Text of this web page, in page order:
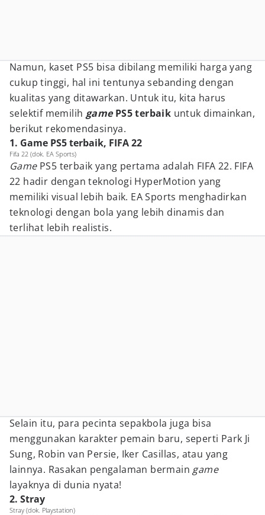
Namun, kaset PS5 bisa dibilang memiliki harga yang
cukup tinggi, hal ini tentunya sebanding dengan
kualitas yang ditawarkan. Untuk itu, kita harus
selektif memilih gamePS5terbaik untuk dimainkan,
berikut rekomendasinya.
1. Game PS5 terbaik, FIFA 22
Fifa 22 (dok. EA Sports)
GamePS5 terbaik yang pertama adalah FIFA 22. FIFA
22 hadir dengan teknologi HyperMotion yang
memiliki visual lebih baik. EA Sports menghadirkan
teknologi dengan bola yang lebih dinamis dan
terlihat lebih realistis.
Selain itu, para pecinta sepakbola juga bisa
menggunakan karakter pemain baru, seperti Park Ji
Sung, Robin van Persie, Iker Casillas, atau yang
lainnya. Rasakan pengalaman bermain game
layaknya di dunia nyata!
2. Stray
Stray (dok. Playstation)